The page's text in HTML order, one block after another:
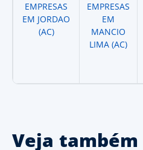
EMPRESAS
EM JORDAO
(AC)
EMPRESAS
EM
MANCIO
LIMA (AC)
Veja